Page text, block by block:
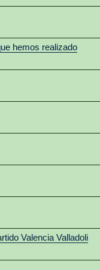
hemos realizado
Valencia Valladoli